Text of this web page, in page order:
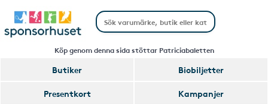
Köp genom denna sida stöttar Patriciabaletten
Butiker
Biobiljetter
Presentkort
Kampanjer